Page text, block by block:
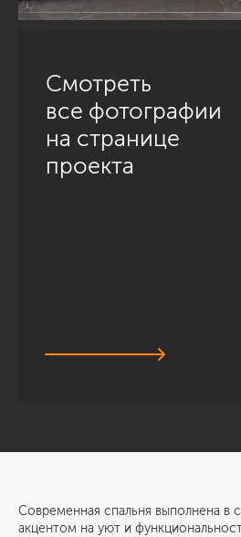
Смотреть
все фотографии
на странице
проекта
Современная спальня выполнена в
акцентом на уют и